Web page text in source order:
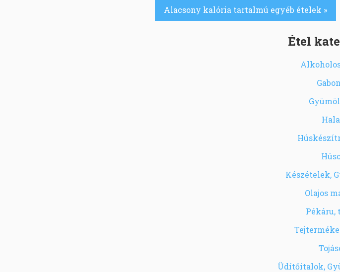
Alacsony kalória tartalmú egyéb ételek »
Étel
Készételek,
Olajos
Pékáru,
Üdítőitalok,